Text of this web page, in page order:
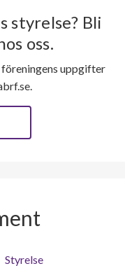
styrelse? Bli
oss.
uppgifter
Styrelse